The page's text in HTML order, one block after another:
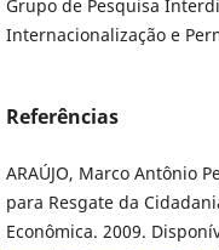
Grupo de Pesquisa
Internacionalização e
Referências
ARAÚJO, Marco Antônio
para Resgate da
Econômica. 2009.